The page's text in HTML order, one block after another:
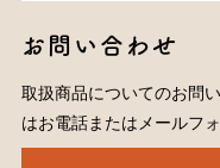
お問い合わせ
取扱商品についてのお問
はお電話またはメールフ